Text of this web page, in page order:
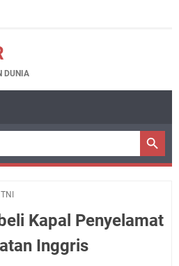
DUNIA
Kapal Penyelamat
Inggris